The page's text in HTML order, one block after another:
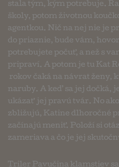
stala tým, kým potrebuje.
školy, potom životnou
agentkou. Nič na nej nie je
do priaznie, bude vám,
potrebujete počuť, a než s
pripraví. A potom je tu Kat
rokov čaká na návrat ženy,
naruby. A keď sa jej dočká,
ukázať jej pravú tvár. No ako
zbližujú, Katine dlhoročné
začínajú meniť. Položí si
zameriava a čo je jej
Triler Pavučina klamstiev